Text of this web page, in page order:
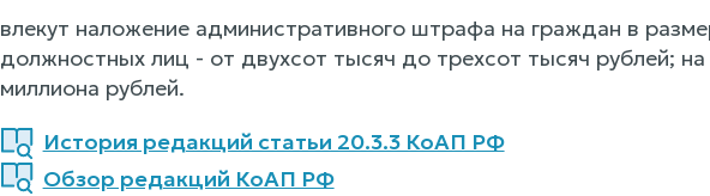
влекут наложение административного штрафа на граждан в
должностных лиц - от двухсот тысяч до трехсот тысяч рублей;
миллиона рублей.
История редакций статьи 20.3.3 КоАП РФ
Обзор редакций КоАП РФ